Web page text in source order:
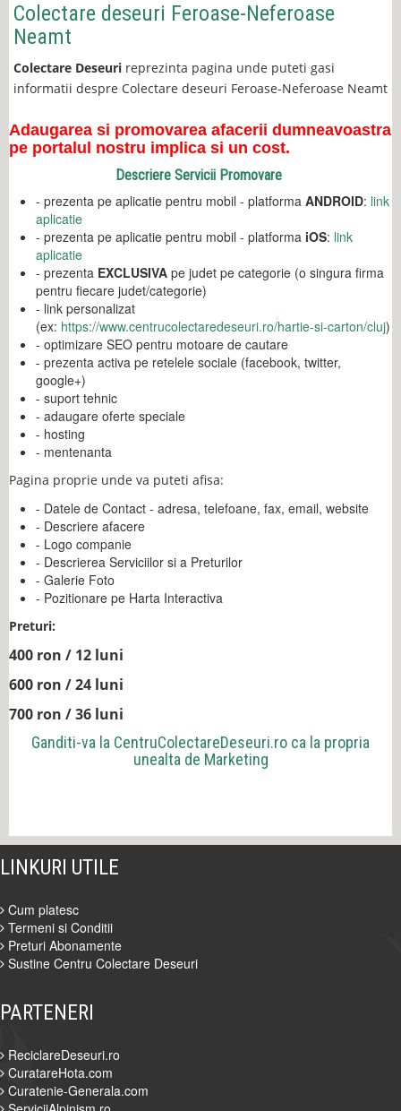
Colectare deseuri Feroase-Neferoase
Neamt
Colectare Deseuri reprezinta pagina unde puteti gasi
informatii despre Colectare deseuri Feroase-Neferoase Neamt
Adaugarea si promovarea afacerii dumneavoastra
pe portalul nostru implica si un cost.
Descriere Servicii Promovare
- prezenta pe aplicatie pentru mobil - platforma ANDROID: link
aplicatie
- prezenta pe aplicatie pentru mobil - platforma iOS: link
aplicatie
- prezenta EXCLUSIVA pe judet pe categorie (o singura firma
pentru fiecare judet/categorie)
- link personalizat
(ex: https://www.centrucolectaredeseuri.ro/hartie-si-carton/cluj)
- optimizare SEO pentru motoare de cautare
- prezenta activa pe retelele sociale (facebook, twitter,
google+)
- suport tehnic
- adaugare oferte speciale
- hosting
- mentenanta
Pagina proprie unde va puteti afisa:
- Datele de Contact - adresa, telefoane, fax, email, website
- Descriere afacere
- Logo companie
- Descrierea Serviciilor si a Preturilor
- Galerie Foto
- Pozitionare pe Harta Interactiva
Preturi:
400 ron / 12 luni
600 ron / 24 luni
700 ron / 36 luni
Ganditi-va la CentruColectareDeseuri.ro ca la propria
unealta de Marketing
LINKURI UTILE
Cum platesc
Termeni si Conditii
Preturi Abonamente
Sustine Centru Colectare Deseuri
PARTENERI
ReciclareDeseuri.ro
CuratareHota.com
Curatenie-Generala.com